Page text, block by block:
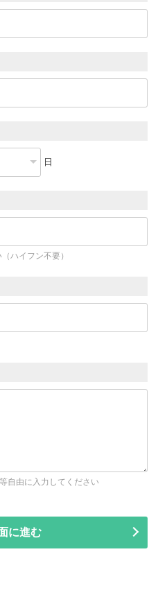
日
ハイフン不要）
自由に入力してください